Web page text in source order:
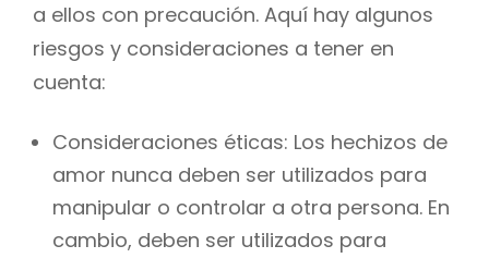
a ellos con precaución. Aquí hay algunos
riesgos y consideraciones a tener en
cuenta:
Consideraciones éticas: Los hechizos de
amor nunca deben ser utilizados para
manipular o controlar a otra persona. En
cambio, deben ser utilizados para